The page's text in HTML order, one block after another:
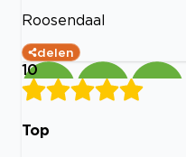
Roosendaal
delen
10
Top